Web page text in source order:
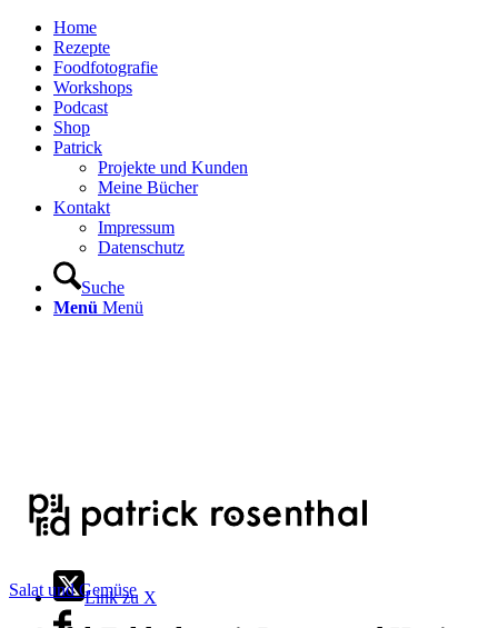
Home
Rezepte
Foodfotografie
Workshops
Podcast
Shop
Patrick
Projekte und Kunden
Meine Bücher
Kontakt
Impressum
Datenschutz
Suche
Menü Menü
Link zu X
Salat und Gemüse